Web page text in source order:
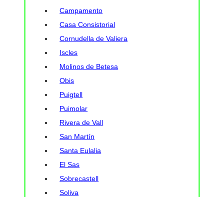
Campamento
Casa Consistorial
Cornudella de Valiera
Iscles
Molinos de Betesa
Obis
Puigtell
Puimolar
Rivera de Vall
San Martín
Santa Eulalia
El Sas
Sobrecastell
Soliva